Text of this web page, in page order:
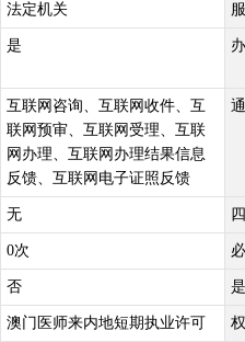
法定机关
是
互联网咨询、互联网收件、互
联网预审、互联网受理、互联
网办理、互联网办理结果信息
反馈、互联网电子证照反馈
无
0次
否
澳门医师来内地短期执业许可